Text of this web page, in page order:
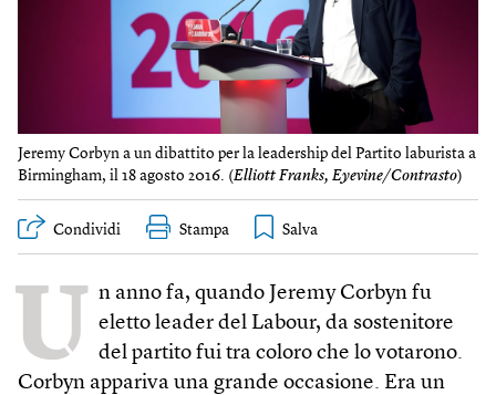
Jeremy Corbyn a un dibattito per la leadership del Partito laburista a
Birmingham, il 18 agosto 2016. (Elliott Franks, Eyevine/Contrasto)
Condividi Stampa
U n anno fa, quando Jeremy Corbyn fu
eletto leader del Labour, da sostenitore
del partito fui tra coloro che lo votarono.
Corbyn appariva una grande occasione. Era un